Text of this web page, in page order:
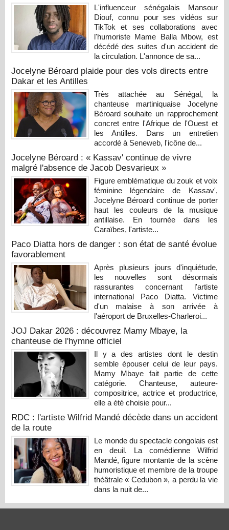
L'influenceur sénégalais Mansour
Diouf, connu pour ses vidéos sur
TikTok et ses collaborations avec
l'humoriste Mame Balla Mbow, est
décédé des suites d'un accident de
la circulation. L'annonce de sa...
Jocelyne Béroard plaide pour des vols directs entre
Dakar et les Antilles
Très attachée au Sénégal, la
chanteuse martiniquaise Jocelyne
Béroard souhaite un rapprochement
concret entre l'Afrique de l'Ouest et
les Antilles. Dans un entretien
accordé à Seneweb, l'icône de...
Jocelyne Béroard : « Kassav' continue de vivre
malgré l'absence de Jacob Desvarieux »
Figure emblématique du zouk et voix
féminine légendaire de Kassav',
Jocelyne Béroard continue de porter
haut les couleurs de la musique
antillaise. En tournée dans les
Caraïbes, l'artiste...
Paco Diatta hors de danger : son état de santé évolue
favorablement
Après plusieurs jours d'inquiétude,
les nouvelles sont désormais
rassurantes concernant l'artiste
international Paco Diatta. Victime
d'un malaise à son arrivée à
l'aéroport de Bruxelles-Charleroi...
JOJ Dakar 2026 : découvrez Mamy Mbaye, la
chanteuse de l'hymne officiel
Il y a des artistes dont le destin
semble épouser celui de leur pays.
Mamy Mbaye fait partie de cette
catégorie. Chanteuse, auteure-
compositrice, actrice et productrice,
elle a été choisie pour...
RDC : l'artiste Wilfrid Mandé décède dans un accident
de la route
Le monde du spectacle congolais est
en deuil. La comédienne Wilfrid
Mandé, figure montante de la scène
humoristique et membre de la troupe
théâtrale « Cedubon », a perdu la vie
dans la nuit de...